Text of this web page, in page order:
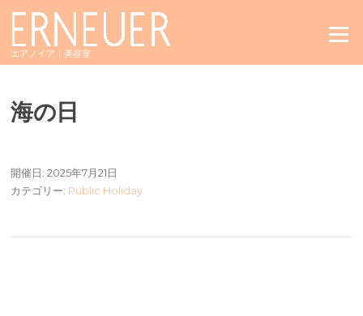
content
エアノイア｜美容室
Menu
海の日
開催日: 2025年7月21日
カテゴリー: Public Holiday